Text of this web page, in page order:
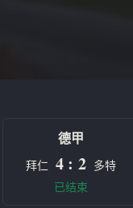
德甲
拜仁 4 : 2 多特
已结束